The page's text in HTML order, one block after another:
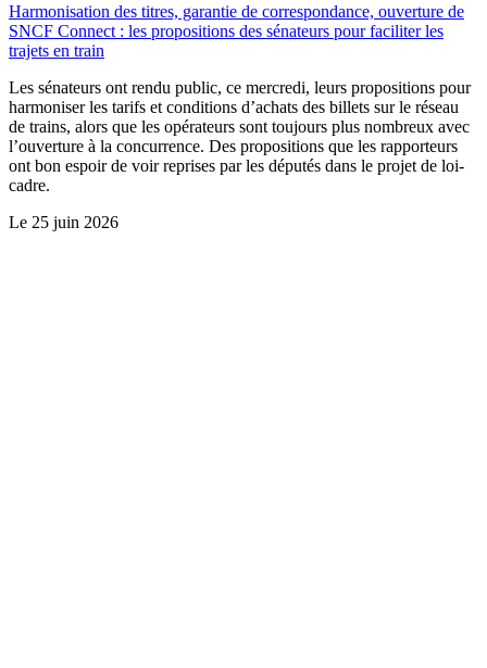
Harmonisation des titres, garantie de correspondance, ouverture de
SNCF Connect : les propositions des sénateurs pour faciliter les
trajets en train
Les sénateurs ont rendu public, ce mercredi, leurs propositions pour
harmoniser les tarifs et conditions d’achats des billets sur le réseau
de trains, alors que les opérateurs sont toujours plus nombreux avec
l’ouverture à la concurrence. Des propositions que les rapporteurs
ont bon espoir de voir reprises par les députés dans le projet de loi-
cadre.
Le 25 juin 2026